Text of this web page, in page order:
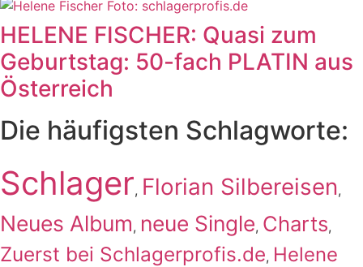
HELENE FISCHER: Quasi zum
Geburtstag: 50-fach PLATIN aus
Österreich
Die häufigsten Schlagworte:
Schlager, Florian Silbereisen,
Neues Album, neue Single, Charts,
Zuerst bei Schlagerprofis.de, Helene